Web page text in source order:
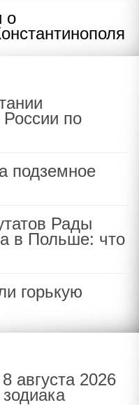
о
по
подземное
Рады
в Польше: что
горькую
августа 2026